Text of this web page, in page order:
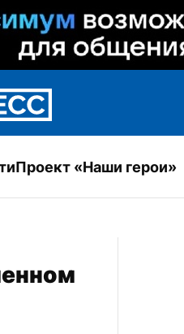
Проект «Наши герои»